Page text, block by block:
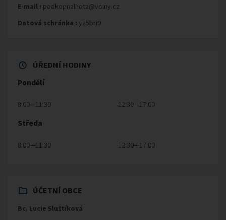
E-mail : podkopnalhota@volny.cz
Datová schránka : yz5bri9
ÚŘEDNÍ HODINY
Pondělí
8:00—11:30 12:30—17:00
Středa
8:00—11:30 12:30—17:00
ÚČETNÍ OBCE
Bc. Lucie Sluštíková